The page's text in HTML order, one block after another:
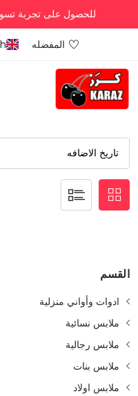
للحصول على تجربة
المفضله
القسم
ادوات وأواني منزلية
ملابس نسائية
ملابس رجالية
ملابس بنات
ملابس اولاد